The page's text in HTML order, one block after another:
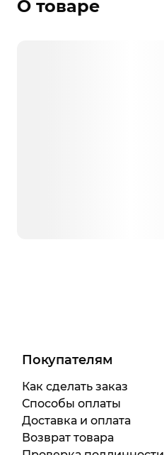
О товаре
Покупателям
Как сделать заказ
Способы оплаты
Доставка и оплата
Возврат товара